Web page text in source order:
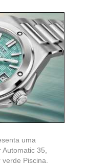
uma
35,
Piscina.